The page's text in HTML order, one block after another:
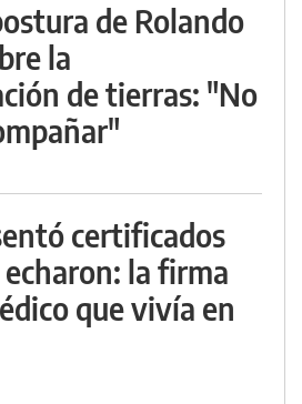
de Rolando
la
de tierras: "No
certificados
la firma
que vivía en